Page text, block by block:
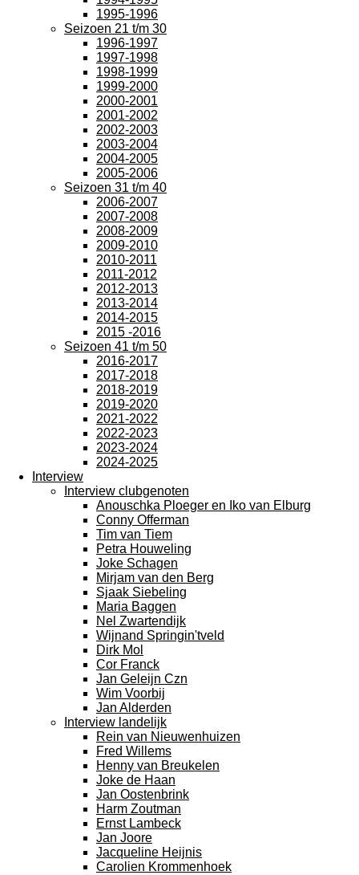
1995-1996
Seizoen 21 t/m 30
1996-1997
1997-1998
1998-1999
1999-2000
2000-2001
2001-2002
2002-2003
2003-2004
2004-2005
2005-2006
Seizoen 31 t/m 40
2006-2007
2007-2008
2008-2009
2009-2010
2010-2011
2011-2012
2012-2013
2013-2014
2014-2015
2015 -2016
Seizoen 41 t/m 50
2016-2017
2017-2018
2018-2019
2019-2020
2021-2022
2022-2023
2023-2024
2024-2025
Interview
Interview clubgenoten
Anouschka Ploeger en Iko van Elburg
Conny Offerman
Tim van Tiem
Petra Houweling
Joke Schagen
Mirjam van den Berg
Sjaak Siebeling
Maria Baggen
Nel Zwartendijk
Wijnand Springin'tveld
Dirk Mol
Cor Franck
Jan Geleijn Czn
Wim Voorbij
Jan Alderden
Interview landelijk
Rein van Nieuwenhuizen
Fred Willems
Henny van Breukelen
Joke de Haan
Jan Oostenbrink
Harm Zoutman
Ernst Lambeck
Jan Joore
Jacqueline Heijnis
Carolien Krommenhoek